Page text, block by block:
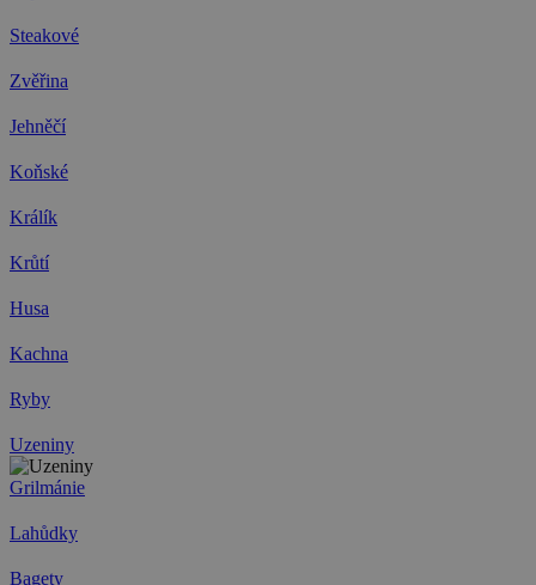
Steakové
Zvěřina
Jehněčí
Koňské
Králík
Krůtí
Husa
Kachna
Ryby
Uzeniny
Grilmánie
Lahůdky
Bagety